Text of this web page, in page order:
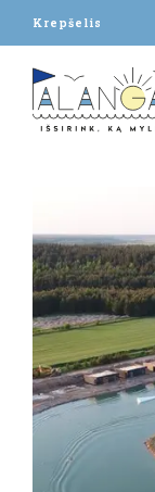
Krepšelis